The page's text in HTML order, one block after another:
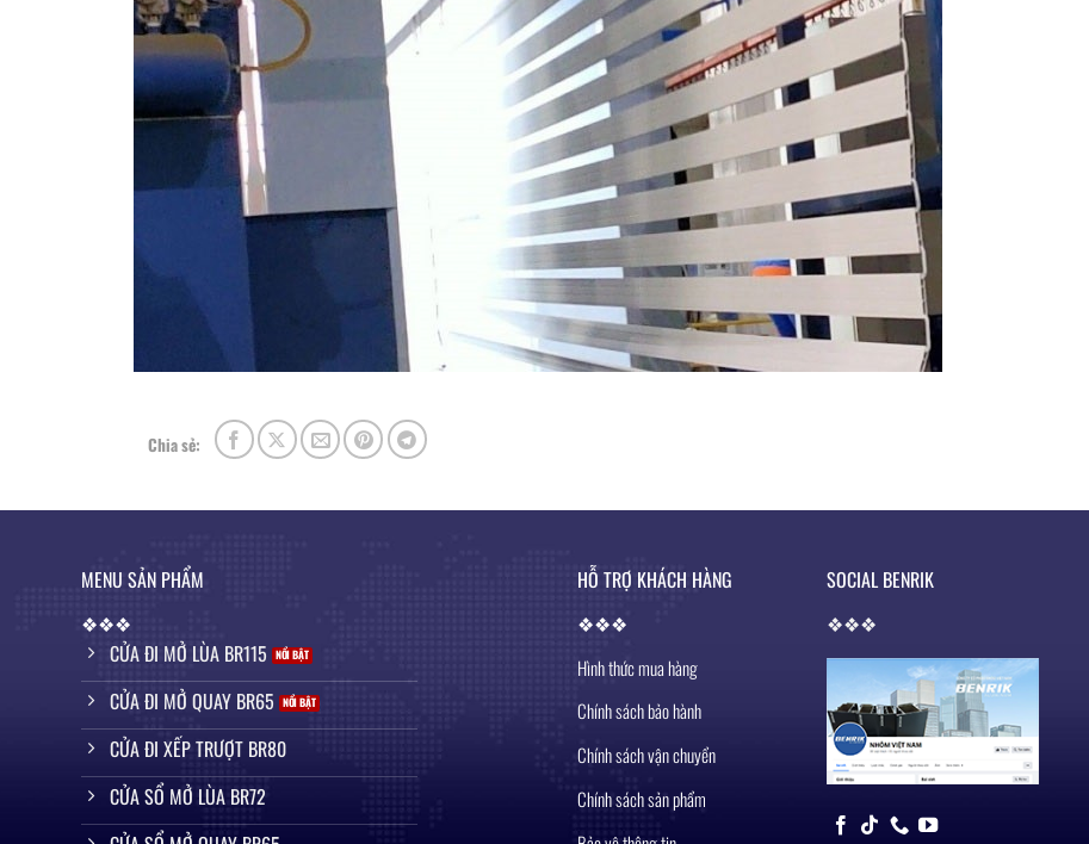
Chia sẻ:
MENU SẢN PHẨM
❖❖❖
CỬA ĐI MỞ LÙA BR115
CỬA ĐI MỞ QUAY BR65
CỬA ĐI XẾP TRƯỢT BR80
CỬA SỔ MỞ LÙA BR72
HỖ TRỢ KHÁCH HÀNG
❖❖❖
Hình thức mua hàng
Chính sách bảo hành
Chính sách vận chuyển
Chính sách sản phẩm
SOCIAL BENRIK
❖❖❖